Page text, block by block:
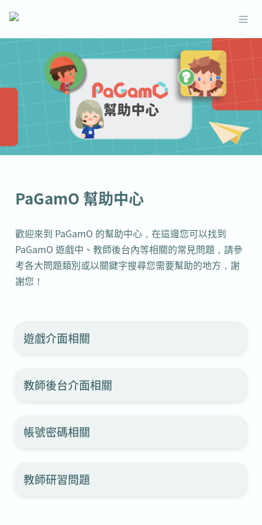
PaGamO 幫助中心
歡迎來到 PaGamO 的幫助中心，在這邊您可以找到
PaGamO 遊戲中、教師後台內等相關的常見問題，請參
考各大問題類別或以關鍵字搜尋您需要幫助的地方，謝
謝您！
遊戲介面相關
教師後台介面相關
教師後台介面相關
帳號密碼相關
帳號密碼相關
教師研習問題